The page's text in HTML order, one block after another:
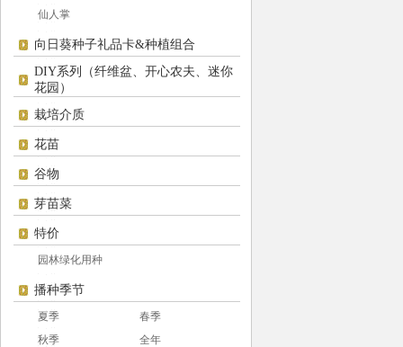
仙人掌
向日葵种子礼品卡&种植组合
DIY系列（纤维盆、开心农夫、迷你
花园）
栽培介质
花苗
谷物
芽苗菜
特价
园林绿化用种
播种季节
夏季
春季
秋季
全年